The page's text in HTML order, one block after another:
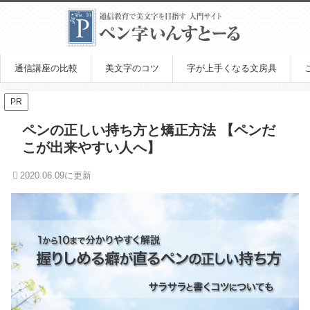
通信講座の比較 美文字のコツ 字が上手くなる文房具
PR
ペンの正しい持ち方と矯正方法 【ペンだ
こが出来やすい人へ】
2020.06.09